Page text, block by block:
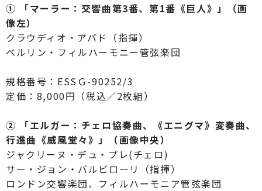
① 「マーラー：交響曲第3番、第1番《巨人》」（画
像左）
クラウディオ・アバド（指揮）
ベルリン・フィルハーモニー管弦楽団
規格番号：ESSＧ-90252/3
定価：8,000円（税込／2枚組）
② 「エルガー：チェロ協奏曲、《エニグマ》変奏曲、
行進曲《威風堂々》」（画像中央）
ジャクリーヌ・デュ・プレ(チェロ)
サー・ジョン・バルビローリ（指揮）
ロンドン交響楽団、フィルハーモニア管弦楽団